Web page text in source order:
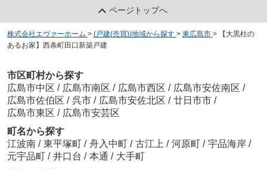
ページトップへ
株式会社エヴァーホーム > (戸建(売買))地域から探す > 東広島市 >
【大黒柱の
あるお家】西条町田口新築戸建
市区町村から探す
広島市中区 / 広島市南区 / 広島市西区 / 広島市安佐南区 /
広島市佐伯区 / 呉市 / 広島市安佐北区 / 廿日市市 /
広島市東区 / 広島市安芸区
町名から探す
江波南 / 東平塚町 / 舟入中町 / 古江上 / 河原町 / 宇品海岸 /
元宇品町 / 井口台 / 本通 / 大手町